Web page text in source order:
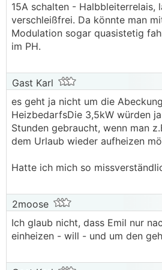
15A schalten - Halbbleiterrelais,
verschleißfrei. Da könnte man
Modulation sogar quasistetig
im PH.
Gast Karl
es geht ja nicht um die
HeizbedarfsDie 3,5kW würden
Stunden gebraucht, wenn man
dem Urlaub wieder aufheizen
Hatte ich mich so
2moose
Ich glaub nicht, dass Emil nur
einheizen - will - und um den